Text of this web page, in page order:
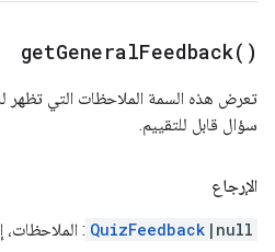
getGeneralFeedback( )
تعرض هذه السمة الملاحظات التي تظهر
سؤال قابل للتقييم.
الإرجاع
QuizFeedback |null
: